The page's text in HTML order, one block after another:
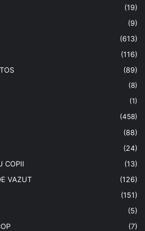
(19)
(9)
(613)
(116)
(89)
(8)
(1)
(458)
(88)
(24)
COPII
(13)
VAZUT
(126)
(151)
(5)
(7)